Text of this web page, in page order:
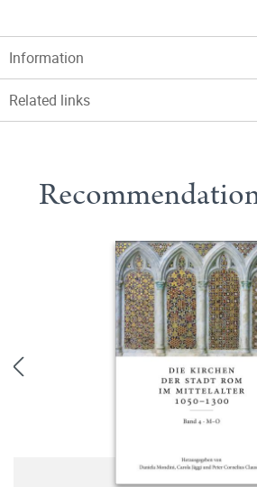
Information
Related links